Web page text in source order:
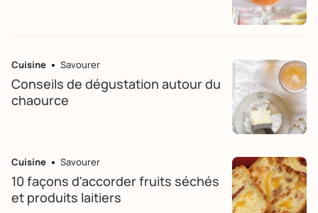
Cuisine Savourer
Conseils de dégustation autour du
chaource
Cuisine Savourer
10 façons d'accorder fruits séchés
et produits laitiers